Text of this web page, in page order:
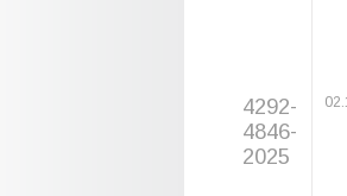
4292-
4846-
2025